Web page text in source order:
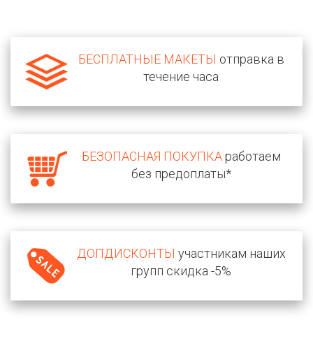
БЕСПЛАТНЫЕ МАКЕТЫ отправка в
течение часа
БЕЗОПАСНАЯ ПОКУПКАработаем
без предоплаты*
ДОПДИСКОНТЫ участникам наших
групп скидка -5%